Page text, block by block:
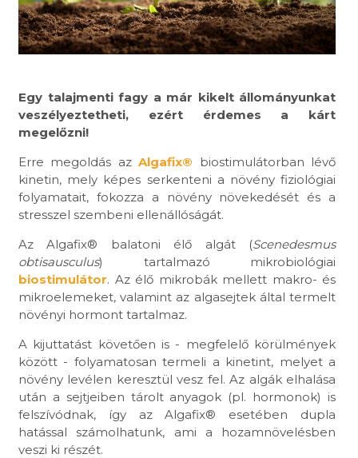
Egy talajmenti fagy a már kikelt állományunkat
veszélyeztetheti, ezért érdemes a kárt
megelőzni!
Erre megoldás azAlgafix® biostimulátorban lévő
kinetin, mely képes serkenteni a növény fiziológiai
folyamatait, fokozza a növény növekedését és a
stresszel szembeni ellenállóságát.
Az Algafix® balatoni élő algát (Scenedesmus
obtisausculus) tartalmazó mikrobiológiai
biostimulátor. Az élő mikrobák mellett makro- és
mikroelemeket, valamint az algasejtek által termelt
növényi hormont tartalmaz.
A kijuttatást követően is - megfelelő körülmények
között - folyamatosan termeli a kinetint, melyet a
növény levélen keresztül vesz fel. Az algák elhalása
után a sejtjeiben tárolt anyagok (pl. hormonok) is
felszívódnak, így az Algafix® esetében dupla
hatással számolhatunk, ami a hozamnövelésben
veszi ki részét.